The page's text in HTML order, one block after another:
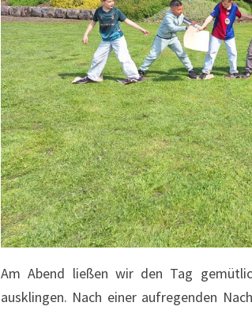
Am Abend ließen wir den Tag
ausklingen. Nach einer aufregenden